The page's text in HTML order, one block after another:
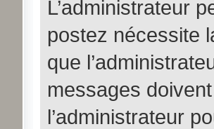
L’administrateur
postez nécessite
que
messages
l’administrateur